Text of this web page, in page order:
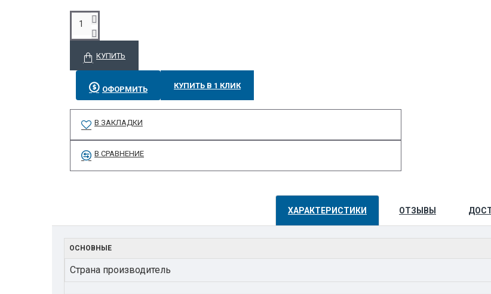
КУПИТЬ
ОФОРМИТЬ КУПИТЬ В 1 КЛИК
В ЗАКЛАДКИ
В СРАВНЕНИЕ
ХАРАКТЕРИСТИКИ ОТЗЫВЫ
ОСНОВНЫЕ
Страна производитель